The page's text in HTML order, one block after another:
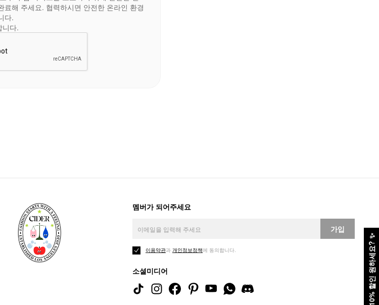
10% 할인 원하세요?
✨
료해 주세요. 협력하시면 안전한 온라인 환경
다.
니다.
멤버가 되어주세요
가입
이용약관과 개인정보정책에 동의합니다.
소셜미디어